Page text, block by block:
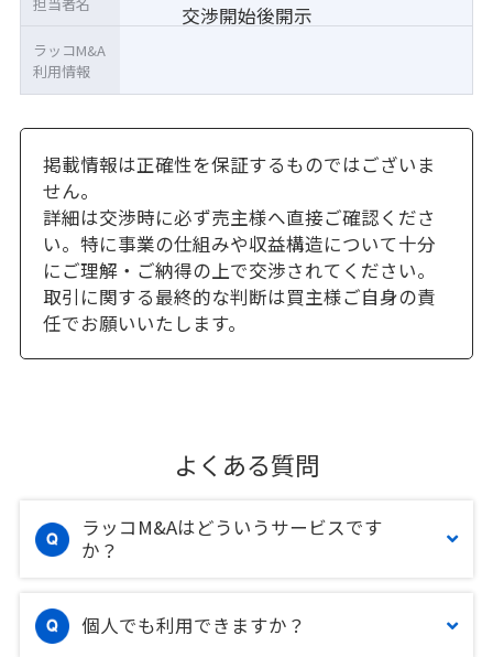
交渉開始後開示
ラッコM&A
利用情報
掲載情報は正確性を保証するものではございま
せん。
詳細は交渉時に必ず売主様へ直接ご確認くださ
い。特に事業の仕組みや収益構造について十分
にご理解・ご納得の上で交渉されてください。
取引に関する最終的な判断は買主様ご自身の責
任でお願いいたします。
よくある質問
ラッコM&Aはどういうサービスです
か？
個人でも利用できますか？